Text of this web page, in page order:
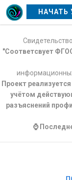
НАЧАТЬ
"Соответсвует
Проект
учётом
разъяснений
⌚